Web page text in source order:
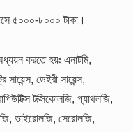
৫০০০-৮০০০ টাকা।
করতে হয়ঃ এনাটমি,
সায়েন্স, ডেইরী সায়েন্স,
টক্সিকোলজি, প্যাথলজি,
ভাইরোলজি, সেরোলজি,